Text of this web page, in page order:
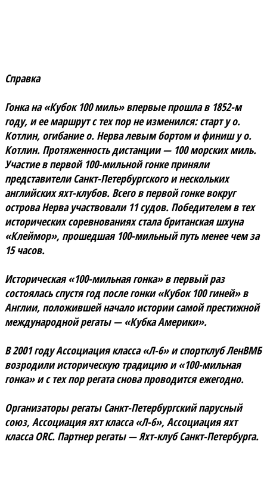
Справка
Гонка на «Кубок 100 миль» впервые прошла в 1852-м
году, и ее маршрут с тех пор не изменился: старт у о.
Котлин, огибание о. Нерва левым бортом и финиш у о.
Котлин. Протяженность дистанции — 100 морских миль.
Участие в первой 100-мильной гонке приняли
представители Санкт-Петербургского и нескольких
английских яхт-клубов. Всего в первой гонке вокруг
острова Нерва участвовали 11 судов. Победителем в тех
исторических соревнованиях стала британская шхуна
«Клеймор», прошедшая 100-мильный путь менее чем за
15 часов.
Историческая «100-мильная гонка» в первый раз
состоялась спустя год после гонки «Кубок 100 гиней» в
Англии, положившей начало истории самой престижной
международной регаты — «Кубка Америки».
В 2001 году Ассоциация класса «Л-6» и спортклуб ЛенВМБ
возродили историческую традицию и «100-мильная
гонка» и с тех пор регата снова проводится ежегодно.
Организаторы регаты Санкт-Петербургский парусный
союз, Ассоциация яхт класса «Л-6», Ассоциация яхт
класса ORC. Партнер регаты — Яхт-клуб Санкт-Петербурга.